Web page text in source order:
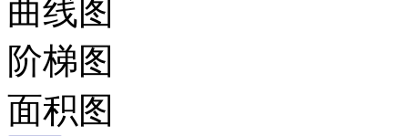
曲线图
阶梯图
面积图